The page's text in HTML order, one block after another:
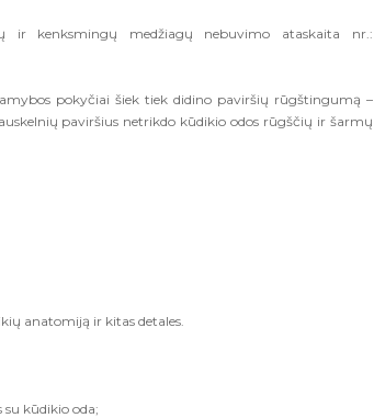
ir kenksmingų medžiagų nebuvimo ataskaita nr.:
pokyčiai šiek tiek didino paviršių rūgštingumą –
paviršius netrikdo kūdikio odos rūgščių ir šarmų
anatomiją ir kitas detales.
kūdikio oda;